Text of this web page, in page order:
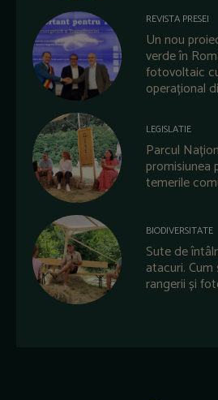
REVISTA PRESEI
Un nou
verde în
fotovoltaic
operațional
LEGISLATIE
Parcul
promisiunea
temerile
BIODIVERSITATE
Sute de
atacuri.
rangerii și